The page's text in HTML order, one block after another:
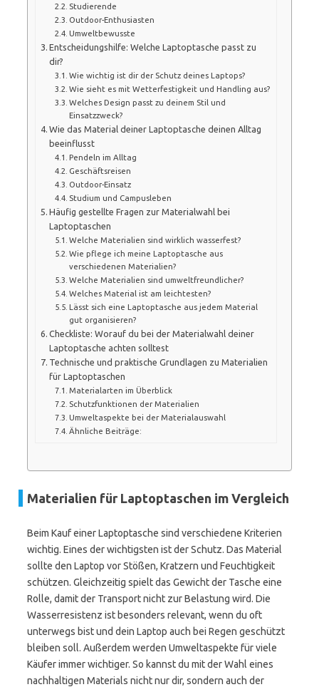
Studierende
Outdoor-Enthusiasten
Umweltbewusste
Entscheidungshilfe: Welche Laptoptasche passt zu
dir?
Wie wichtig ist dir der Schutz deines Laptops?
Wie sieht es mit Wetterfestigkeit und Handling aus?
Welches Design passt zu deinem Stil und
Einsatzzweck?
Wie das Material deiner Laptoptasche deinen Alltag
beeinflusst
Pendeln im Alltag
Geschäftsreisen
Outdoor-Einsatz
Studium und Campusleben
Häufig gestellte Fragen zur Materialwahl bei
Laptoptaschen
Welche Materialien sind wirklich wasserfest?
Wie pflege ich meine Laptoptasche aus
verschiedenen Materialien?
Welche Materialien sind umweltfreundlicher?
Welches Material ist am leichtesten?
Lässt sich eine Laptoptasche aus jedem Material
gut organisieren?
Checkliste: Worauf du bei der Materialwahl deiner
Laptoptasche achten solltest
Technische und praktische Grundlagen zu Materialien
für Laptoptaschen
Materialarten im Überblick
Schutzfunktionen der Materialien
Umweltaspekte bei der Materialauswahl
Ähnliche Beiträge:
Materialien für Laptoptaschen im Vergleich
Beim Kauf einer Laptoptasche sind verschiedene Kriterien
wichtig. Eines der wichtigsten ist der Schutz. Das Material
sollte den Laptop vor Stößen, Kratzern und Feuchtigkeit
schützen. Gleichzeitig spielt das Gewicht der Tasche eine
Rolle, damit der Transport nicht zur Belastung wird. Die
Wasserresistenz ist besonders relevant, wenn du oft
unterwegs bist und dein Laptop auch bei Regen geschützt
bleiben soll. Außerdem werden Umweltaspekte für viele
Käufer immer wichtiger. So kannst du mit der Wahl eines
nachhaltigen Materials nicht nur dir, sondern auch der